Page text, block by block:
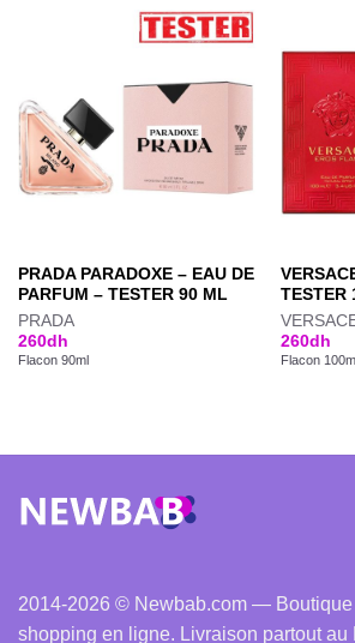
PRADA PARADOXE – EAU DE
PARFUM – TESTER 90 ML
PRADA
260dh
Flacon 90ml
TESTER
260dh
Flacon 100ml
2014-2026 © Newbab.com — Boutique
shopping en ligne. Livraison partout au